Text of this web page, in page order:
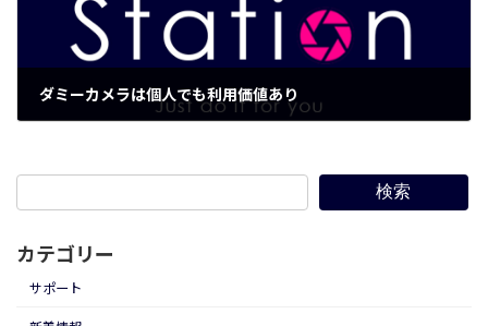
ダミーカメラは個人でも利用価値あり
検索
カテゴリー
サポート